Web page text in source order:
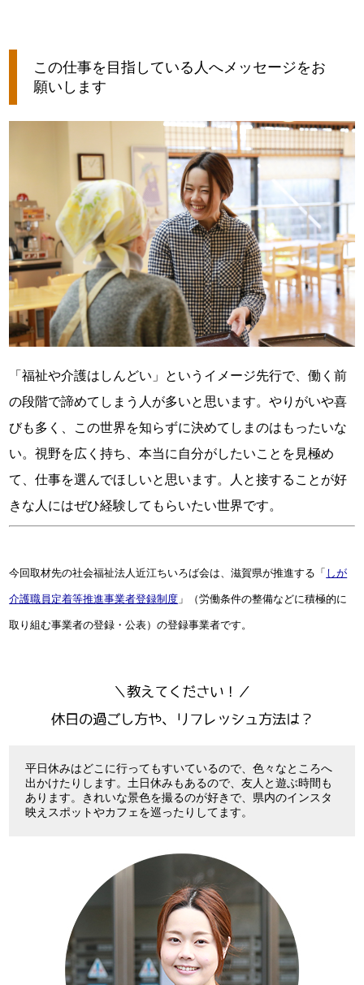
この仕事を目指している人へメッセージをお
願いします
「福祉や介護はしんどい」というイメージ先行で、働く前
の段階で諦めてしまう人が多いと思います。やりがいや喜
びも多く、この世界を知らずに決めてしまのはもったいな
い。視野を広く持ち、本当に自分がしたいことを見極め
て、仕事を選んでほしいと思います。人と接することが好
きな人にはぜひ経験してもらいたい世界です。
今回取材先の社会福祉法人近江ちいろば会は、滋賀県が推進する「 しが
介護職員定着等推進事業者登録制度 」（労働条件の整備などに積極的に
取り組む事業者の登録・公表）の登録事業者です。
＼教えてください！／
休日の過ごし方や、リフレッシュ方法は？
平日休みはどこに行ってもすいているので、色々なところへ
出かけたりします。土日休みもあるので、友人と遊ぶ時間も
あります。きれいな景色を撮るのが好きで、県内のインスタ
映えスポットやカフェを巡ったりしてます。